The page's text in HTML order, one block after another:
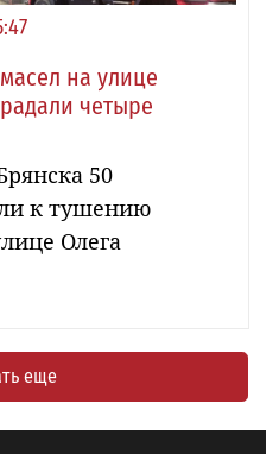
на улице
четыре
50
к тушению
Олега
еще